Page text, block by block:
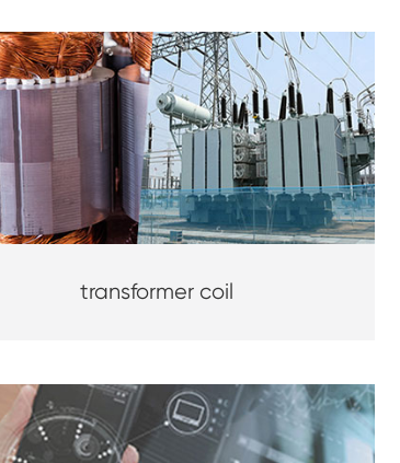
transformer coil